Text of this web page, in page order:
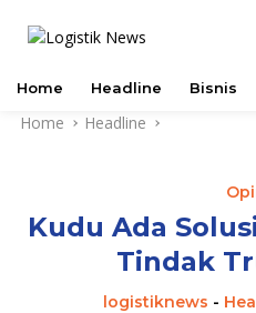
Skip
Home Headline Bisnis
Home Headline
Kudu Ada
Tindak
logistiknews -